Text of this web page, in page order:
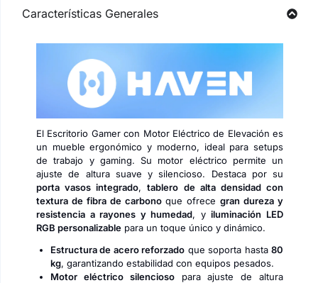
Características Generales
El Escritorio Gamer con Motor Eléctrico de Elevación es
un mueble ergonómico y moderno, ideal para setups
de trabajo y gaming. Su motor eléctrico permite un
ajuste de altura suave y silencioso. Destaca por su
porta vasos integrado,tablero de alta densidad con
textura de fibra de carbonoque ofrecegran dureza y
resistencia a rayones y humedad, yiluminación LED
RGB personalizable para un toque único y dinámico.
Estructura de acero reforzado que soporta hasta80
kg, garantizando estabilidad con equipos pesados.
Motor eléctrico silenciosopara ajuste de altura